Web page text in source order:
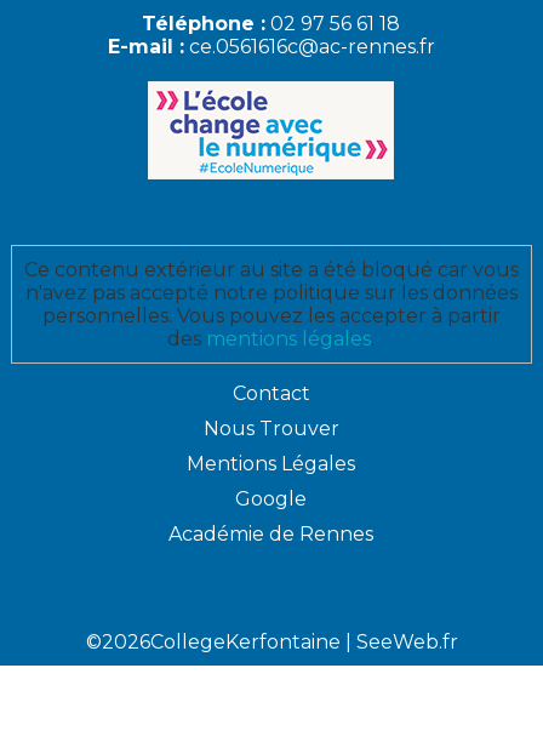
Téléphone : 02 97 56 61 18
E-mail : ce.0561616c@ac-rennes.fr
Ce contenu extérieur au site a été bloqué car vous
n'avez pas accepté notre politique sur les données
personnelles. Vous pouvez les accepter à partir
des mentions légales.
Contact
Nous Trouver
Mentions Légales
Google
Académie de Rennes
©2026CollegeKerfontaine | SeeWeb.fr